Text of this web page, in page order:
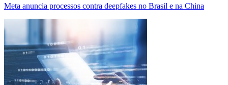
Meta anuncia processos contra deepfakes no Brasil e na China